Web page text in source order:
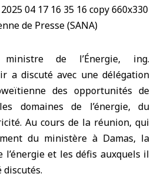
ministre de l’Énergie, ing.
a discuté avec une délégation
des opportunités de
domaines de l’énergie, du
Au cours de la réunion, qui
du ministère à Damas, la
l’énergie et les défis auxquels il